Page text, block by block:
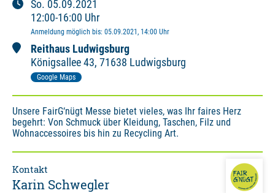
So. 05.09.2021
12:00-16:00 Uhr
Anmeldung möglich bis: 05.09.2021 , 14:00 Uhr
Reithaus Ludwigsburg
Königsallee43, 71638 Ludwigsburg
Google Maps
Unsere FairG‘nügt Messe bietet vieles, was Ihr faires Herz
begehrt: Von Schmuck über Kleidung, Taschen, Filz und
Wohnaccessoires bis hin zu Recycling Art.
Kontakt
Karin Schwegler